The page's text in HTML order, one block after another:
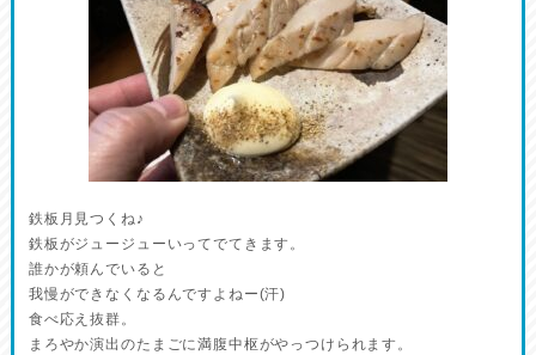
鉄板月見つくね♪
鉄板がジュージューいってでてきます。
誰かが頼んでいると
我慢ができなくなるんですよねー(汗)
食べ応え抜群。
まろやか演出のたまごに満腹中枢がやっつけられます。